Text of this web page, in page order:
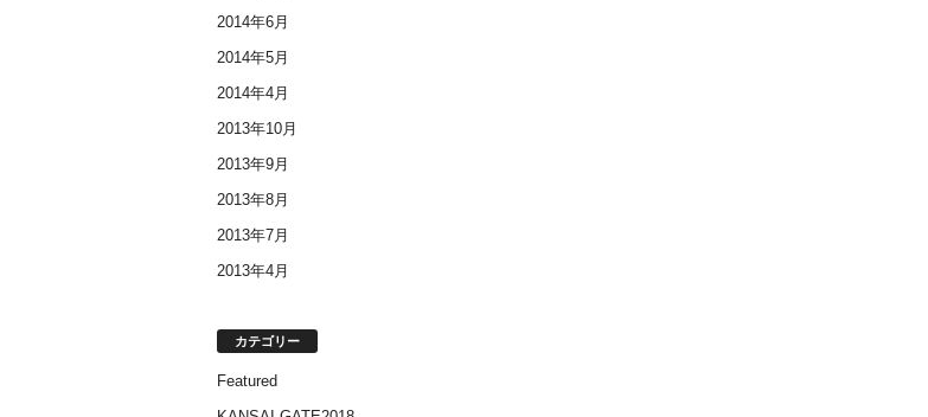
2014年6月
2014年5月
2014年4月
2013年10月
2013年9月
2013年8月
2013年7月
2013年4月
カテゴリー
Featured